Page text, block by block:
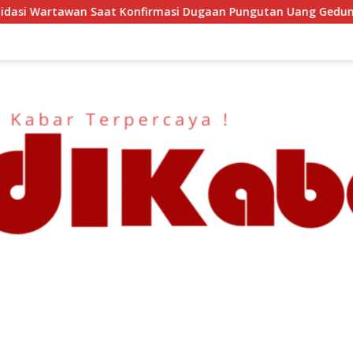
Pungutan Uang Gedung, Anggota Komite SMAN 1